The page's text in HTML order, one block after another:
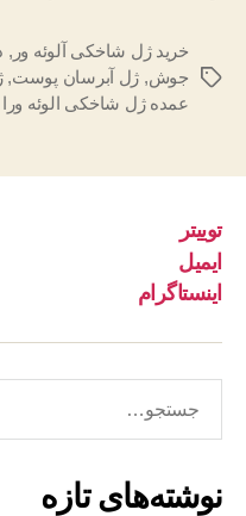
برچسب‌ها
خرید ژل شاخکی آلوئه ور ,
جوش, ژل آبرسان پوست,
عمده ژل شاخکی الوئه ورا
توییتر
ایمیل
اینستاگرام
نوشته‌های تازه